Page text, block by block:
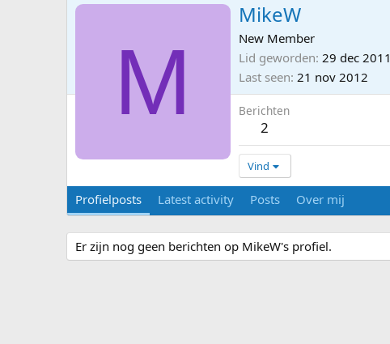
M
MikeW
New Member
Lid geworden 29 dec 2011
Last seen 21 nov 2012
Berichten
2
Vind
Profielposts Latest activity Posts Over mij
Er zijn nog geen berichten op MikeW's profiel.